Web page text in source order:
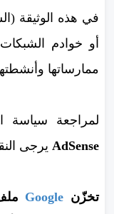
في هذه الوثيقة
أو خوادم
ممارساتها
لمراجعة سياسة
AdSense يرجى
تخزّن Google